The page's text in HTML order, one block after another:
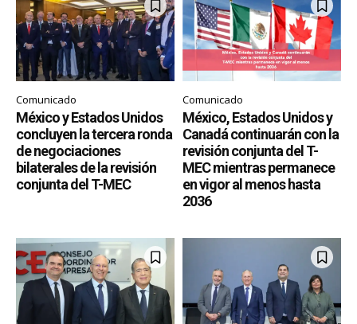
Comunicado
México y Estados Unidos
concluyen la tercera ronda
de negociaciones
bilaterales de la revisión
conjunta del T-MEC
Comunicado
México, Estados Unidos y
Canadá continuarán con la
revisión conjunta del T-
MEC mientras permanece
en vigor al menos hasta
2036